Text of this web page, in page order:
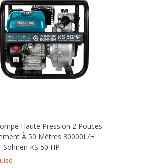
Haute Pression 2 Pouces
À 50 Mètres 30000L/h
Söhnen KS 50 HP